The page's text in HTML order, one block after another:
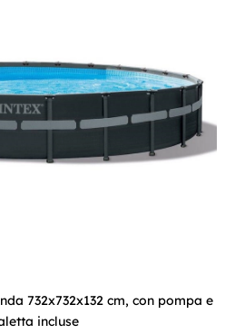
732x732x132 cm, con pompa e
incluse